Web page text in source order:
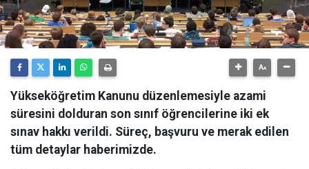
Yükseköğretim Kanunu düzenlemesiyle azami
süresini dolduran son sınıf öğrencilerine iki ek
sınav hakkı verildi. Süreç, başvuru ve merak edilen
tüm detaylar haberimizde.